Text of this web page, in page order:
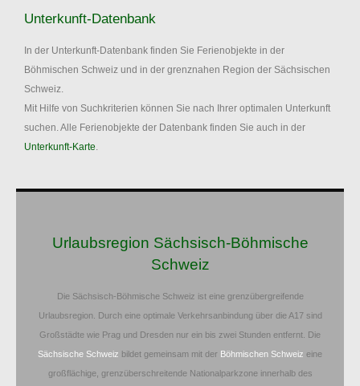
Unterkunft-Datenbank
In der Unterkunft-Datenbank finden Sie Ferienobjekte in der
Böhmischen Schweiz und in der grenznahen Region der Sächsischen
Schweiz.
Mit Hilfe von Suchkriterien können Sie nach Ihrer optimalen Unterkunft
suchen. Alle Ferienobjekte der Datenbank finden Sie auch in der
Unterkunft-Karte.
Urlaubsregion Sächsisch-Böhmische
Schweiz
Die Sächsisch-Böhmische Schweiz ist eine grenzübergreifende
Urlaubsregion. Durch eine optimale Verkehrsanbindung über die A17 sind
Großstädte wie Prag und Dresden nur ein bis zwei Stunden entfernt. Die
Sächsische Schweiz bildet gemeinsam mit der Böhmischen Schweiz eine
großflächige, grenzüberschreitende Nationalparkzone innerhalb des